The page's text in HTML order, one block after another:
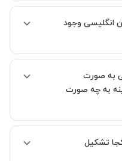
موارد لازم برای برگزاری
توضیح خواهند داد.
انگلیسی وجود
به صورت
به چه صورت
و یا آشنایان خود به
در این حالت، به ازای هر
تشکیل